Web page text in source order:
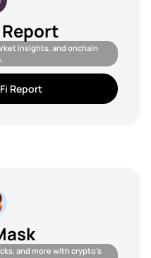
Report
insights, and onchain
Report
and more with crypto’s